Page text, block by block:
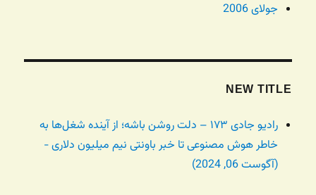
جولای 2006
NEW TITLE
رادیو جادی ۱۷۳ – دلت روشن باشه؛ از آینده شغل‌ها به
خاطر هوش مصنوعی تا خبر باونتی نیم میلیون دلاری -
(آگوست 06, 2024)